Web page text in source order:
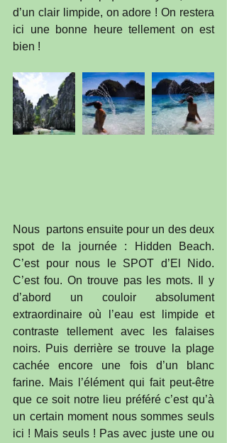
d’un clair limpide, on adore ! On restera
ici une bonne heure tellement on est
bien !
Nous  partons ensuite pour un des deux
spot de la journée : Hidden Beach.
C’est pour nous le SPOT d’El Nido.
C’est fou. On trouve pas les mots. Il y
d’abord un couloir absolument
extraordinaire où l’eau est limpide et
contraste tellement avec les falaises
noirs. Puis derrière se trouve la plage
cachée encore une fois d’un blanc
farine. Mais l’élément qui fait peut-être
que ce soit notre lieu préféré c’est qu’à
un certain moment nous sommes seuls
ici ! Mais seuls ! Pas avec juste une ou